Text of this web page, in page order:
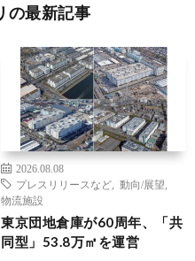
の最新記事
2026.08.08
プレスリリースなど
動向/展望
物流施設
東京団地倉庫が60周年、「共
同型」53.8万㎡を運営